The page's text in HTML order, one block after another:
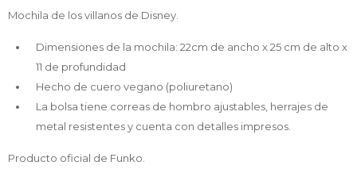
Mochila de los villanos de Disney.
Dimensiones de la mochila: 22cm de ancho x 25 cm de alto x
11 de profundidad
Hecho de cuero vegano (poliuretano)
La bolsa tiene correas de hombro ajustables, herrajes de
metal resistentes y cuenta con detalles impresos.
Producto oficial de Funko.